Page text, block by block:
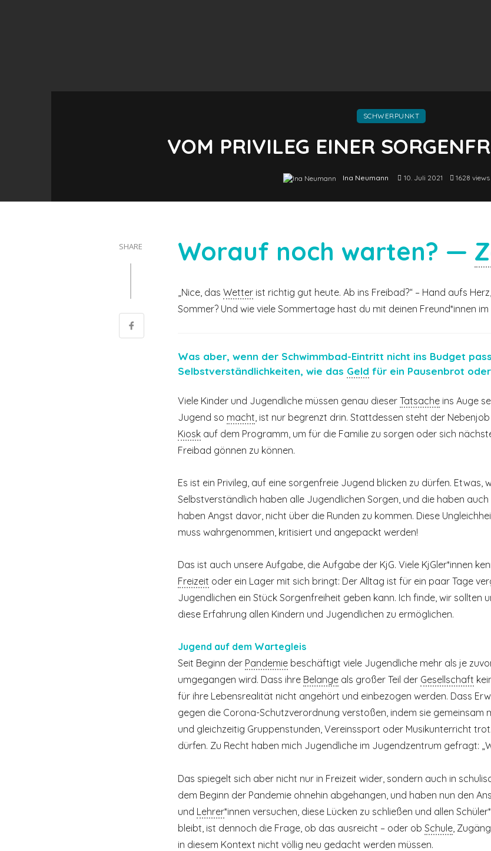
SCHWERPUNKT
VOM PRIVILEG EINER
Ina Neumann 10. Juli 2021 1628 views
SHARE Worauf noch warten? —
„Nice, das Wetter ist richtig gut heute. Ab ins Freibad?“ – Hand aufs
Sommer? Und wie viele Sommertage hast du mit deinen Freund*innen
Was aber, wenn der Schwimmbad-Eintritt nicht ins Budget
Selbstverständlichkeiten, wie das Geld für ein Pausenbrot
Viele Kinder und Jugendliche müssen genau dieser Tatsache ins Auge
Jugend so macht , ist nur begrenzt drin. Stattdessen steht der
Kiosk auf dem Programm, um für die Familie zu sorgen oder sich
Freibad gönnen zu können.
Es ist ein Privileg, auf eine sorgenfreie Jugend blicken zu dürfen.
Selbstverständlich haben alle Jugendlichen Sorgen, und die haben
haben Angst davor, nicht über die Runden zu kommen. Diese
muss wahrgenommen, kritisiert und angepackt werden!
Das ist auch unsere Aufgabe, die Aufgabe der KjG. Viele KjGler*innen
Freizeit oder ein Lager mit sich bringt: Der Alltag ist für ein paar Tage
Jugendlichen ein Stück Sorgen­freiheit geben kann. Ich finde, wir sollten
diese Erfahrung allen Kindern und Jugendlichen zu ermöglichen.
Jugend auf dem Wartegleis
Seit Beginn der Pandemie beschäftigt viele Jugendliche mehr als je
umgegangen wird. Dass ihre Belange als großer Teil der Gesellschaft
für ihre Lebensrealität nicht angehört und einbezogen werden. Dass
gegen die Corona-Schutzverordnung verstoßen, indem sie gemeinsam
und gleichzeitig Gruppenstunden, Vereinssport oder Musikunterricht
dürfen. Zu Recht haben mich Jugendliche im Jugendzentrum gefragt:
Das spiegelt sich aber nicht nur in Freizeit wider, sondern auch in
dem Beginn der Pandemie ohnehin abgehangen, und haben nun den
und Lehrer*innen versuchen, diese Lücken zu schließen und allen
bleibt, ist dennoch die Frage, ob das ausreicht – oder ob Schule ,
in diesem Kontext nicht völlig neu gedacht werden müssen.